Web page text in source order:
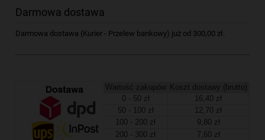
Darmowa dostawa
Darmowa dostawa (Kurier - Przelew bankowy) już od 300,00 zł.
Wartość zakupów
Koszt dostawy (brutto)
0 - 50 zł
16,40 zł
50 - 100 zł
12,70 zł
100 - 200 zł
9,80 zł
200 - 300 zł
7,60 zł